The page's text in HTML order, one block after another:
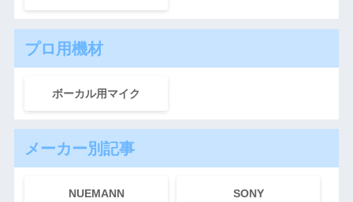
プロ用機材
ボーカル用マイク
メーカー別記事
NUEMANN SONY